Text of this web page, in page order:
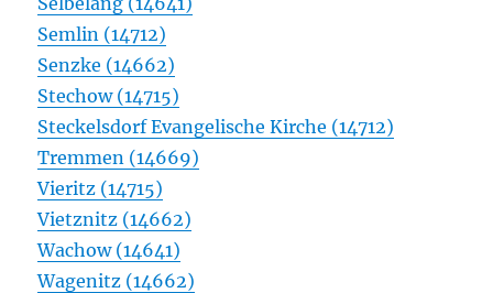
Semlin (14712)
Senzke (14662)
Stechow (14715)
Steckelsdorf Evangelische Kirche (14712)
Tremmen (14669)
Vieritz (14715)
Vietznitz (14662)
Wachow (14641)
Wagenitz (14662)